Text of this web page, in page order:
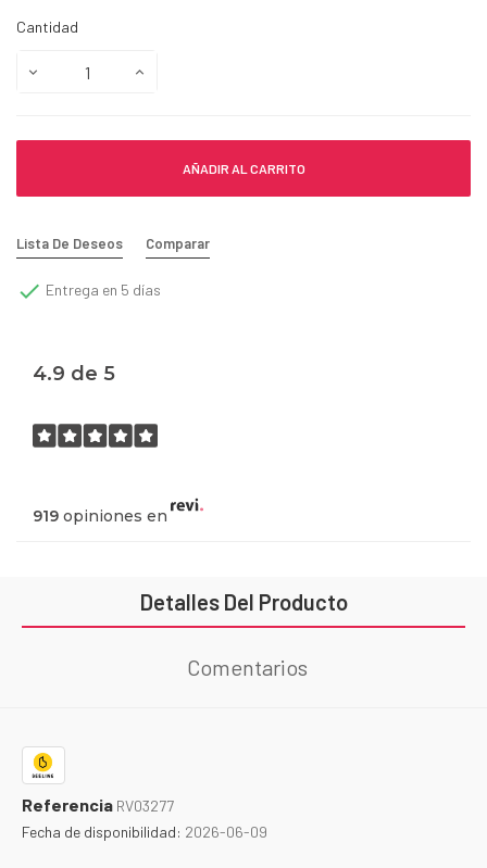
Cantidad
AÑADIR AL CARRITO
Lista De Deseos Comparar
 Entrega en 5 días
4.9 de 5
919 opiniones en
Detalles Del Producto
Comentarios
Referencia RV03277
Fecha de disponibilidad: 2026-06-09